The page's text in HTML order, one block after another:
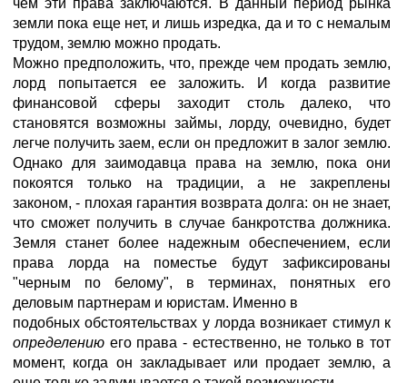
чем эти права заключаются. В данный период рынка
земли пока еще нет, и лишь изредка, да и то с немалым
трудом, землю можно продать.
Можно предположить, что, прежде чем продать землю,
лорд попытается ее заложить. И когда развитие
финансовой сферы заходит столь далеко, что
становятся возможны займы, лорду, очевидно, будет
легче получить заем, если он предложит в залог землю.
Однако для заимодавца права на землю, пока они
покоятся только на традиции, а не закреплены
законом, - плохая гарантия возврата долга: он не знает,
что сможет получить в случае банкротства должника.
Земля станет более надежным обеспечением, если
права лорда на поместье будут зафиксированы
"черным по белому", в терминах, понятных его
деловым партнерам и юристам. Именно в
подобных обстоятельствах у лорда возникает стимул к
определению его права - естественно, не только в тот
момент, когда он закладывает или продает землю, а